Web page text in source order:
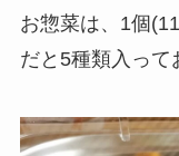
お惣菜は、1個
だと5種類入って